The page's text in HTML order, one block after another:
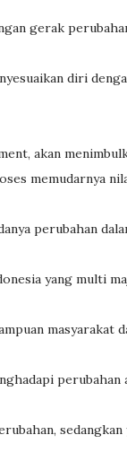
gerak
diri
akan
memudarnya
perubahan
yang multi
masyarakat
perubahan